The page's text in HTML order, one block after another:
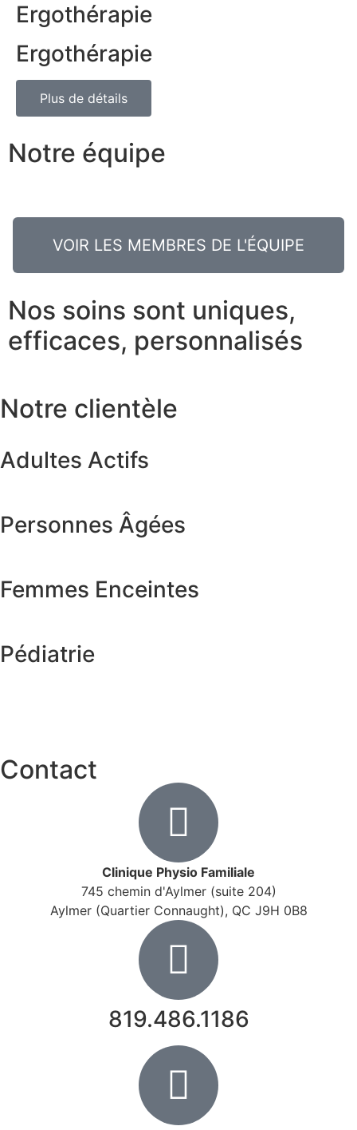
Ergothérapie
Ergothérapie
Plus de détails
Notre équipe
VOIR LES MEMBRES DE L'ÉQUIPE
Nos soins sont uniques,
efficaces, personnalisés
Notre clientèle
Adultes Actifs
Personnes Âgées
Femmes Enceintes
Pédiatrie
Contact
Clinique Physio Familiale
745 chemin d'Aylmer (suite 204)
Aylmer (Quartier Connaught), QC J9H 0B8
819.486.1186